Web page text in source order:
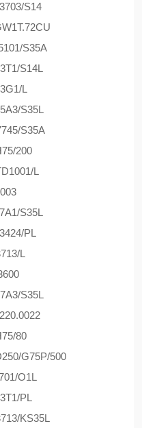
S14
S35A
S14L
L
S35L
S35A
200
L
S35L
PL
L
S35L
80
G75P/500
O1L
PL
KS35L